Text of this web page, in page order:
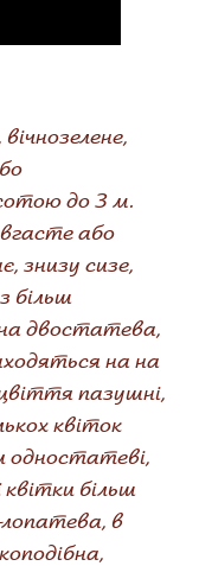
до 3 м.
або
знизу сизе,
більш
двостатева,
на на
пазушні,
квіток
одностатеві,
квітки більш
в